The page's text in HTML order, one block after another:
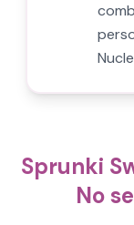
Sprunki
No